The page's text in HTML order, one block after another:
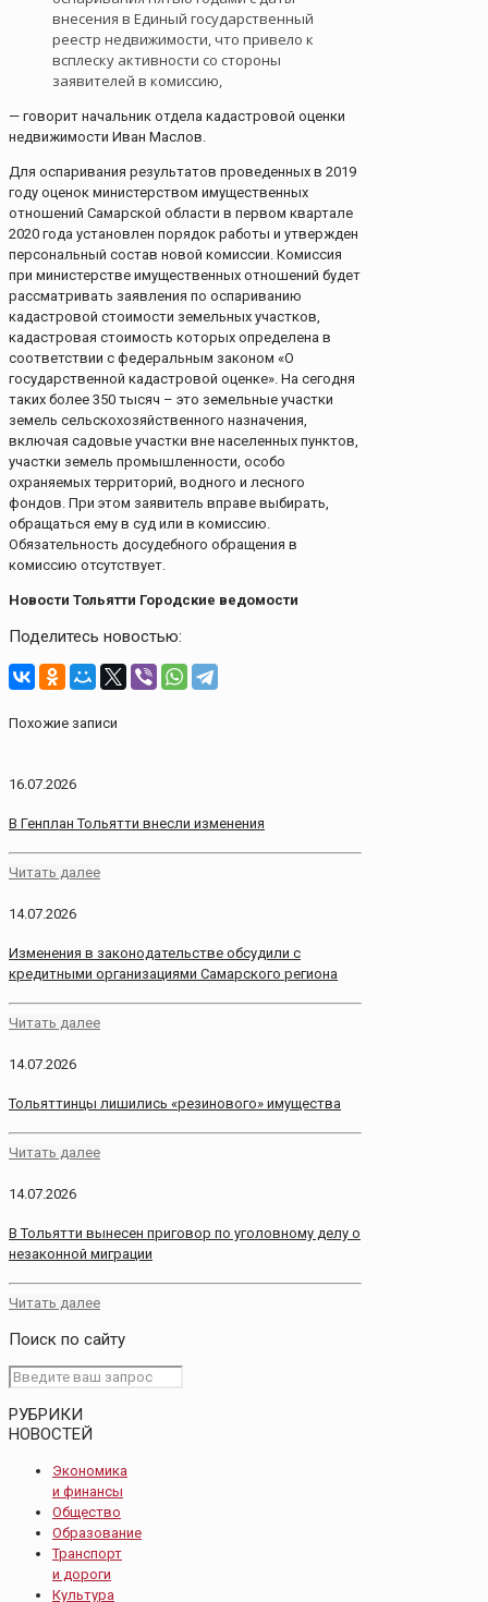
внесения в Единый государственный
реестр недвижимости, что привело к
всплеску активности со стороны
заявителей в комиссию,
— говорит начальник отдела кадастровой оценки
недвижимости Иван Маслов.
Для оспаривания результатов проведенных в 2019
году оценок министерством имущественных
отношений Самарской области в первом квартале
2020 года установлен порядок работы и утвержден
персональный состав новой комиссии. Комиссия
при министерстве имущественных отношений будет
рассматривать заявления по оспариванию
кадастровой стоимости земельных участков,
кадастровая стоимость которых определена в
соответствии с федеральным законом «О
государственной кадастровой оценке». На сегодня
таких более 350 тысяч – это земельные участки
земель сельскохозяйственного назначения,
включая садовые участки вне населенных пунктов,
участки земель промышленности, особо
охраняемых территорий, водного и лесного
фондов. При этом заявитель вправе выбирать,
обращаться ему в суд или в комиссию.
Обязательность досудебного обращения в
комиссию отсутствует.
Новости Тольятти Городские ведомости
Поделитесь новостью:
Похожие записи
16.07.2026
В Генплан Тольятти внесли изменения
Читать далее
14.07.2026
Изменения в законодательстве обсудили с
кредитными организациями Самарского региона
Читать далее
14.07.2026
Тольяттинцы лишились «резинового» имущества
Читать далее
14.07.2026
В Тольятти вынесен приговор по уголовному делу о
незаконной миграции
Читать далее
Поиск по сайту
РУБРИКИ
НОВОСТЕЙ
Экономика
и финансы
Общество
Образование
Транспорт
и дороги
Культура